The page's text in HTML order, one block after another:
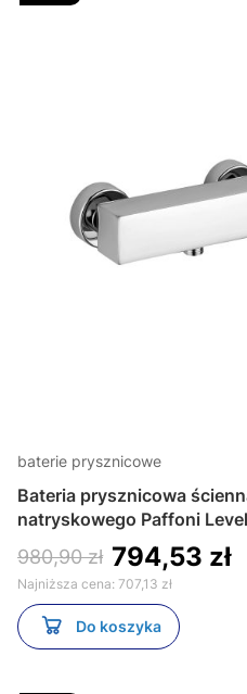
baterie prysznicowe
Bateria prysznicowa
natryskowego Paffoni
980,90 zł 794,53 zł
Najniższa cena: 707,13 zł
Do koszyka